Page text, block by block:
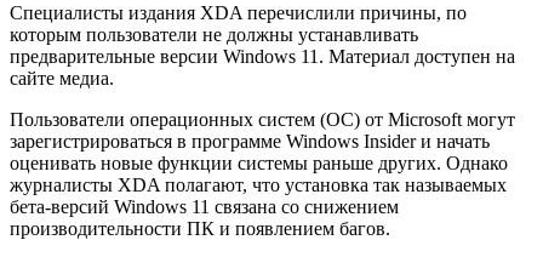
Специалисты издания XDA перечислили причины, по
которым пользователи не должны устанавливать
предварительные версии Windows 11. Материал доступен на
сайте медиа.
Пользователи операционных систем (ОС) от Microsoft могут
зарегистрироваться в программе Windows Insider и начать
оценивать новые функции системы раньше других. Однако
журналисты XDA полагают, что установка так называемых
бета-версий Windows 11 связана со снижением
производительности ПК и появлением багов.